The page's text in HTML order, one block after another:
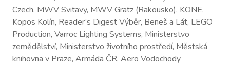
Czech, MWV Svitavy, MWV Gratz (Rakousko), KONE,
Kopos Kolín, Reader’s Digest Výběr, Beneš a Lát, LEGO
Production, Varroc Lighting Systems, Ministerstvo
zemědělství, Ministerstvo životního prostředí, Městská
knihovna v Praze, Armáda ČR, Aero Vodochody